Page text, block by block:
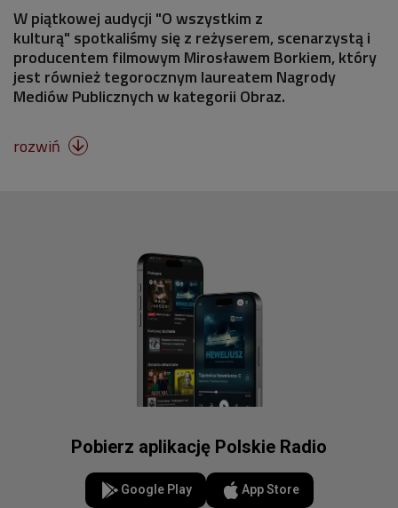
W piątkowej audycji "O wszystkim z
kulturą" spotkaliśmy się z reżyserem, scenarzystą i
producentem filmowym Mirosławem Borkiem, który
jest również tegorocznym laureatem Nagrody
Mediów Publicznych w kategorii Obraz.
rozwiń 
Pobierz aplikację Polskie Radio
Google Play App Store